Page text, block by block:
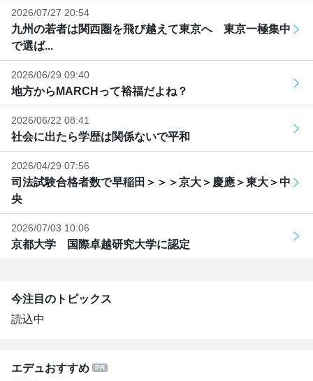
2026/07/27 20:54
九州の若者は関西圏を飛び越えて東京へ 東京一極集中
で選ば...
2026/06/29 09:40
地方からMARCHって裕福だよね？
2026/06/22 08:41
社会に出たら学歴は関係ないで平和
2026/04/29 07:56
司法試験合格者数で早稲田＞＞＞京大＞慶應＞東大＞中
央
2026/07/03 10:06
京都大学 国際卓越研究大学に認定
今注目のトピックス
読込中
エデュおすすめ